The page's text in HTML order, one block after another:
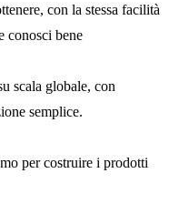
con la stessa facilità
conosci bene
scala globale, con
semplice.
per costruire i prodotti